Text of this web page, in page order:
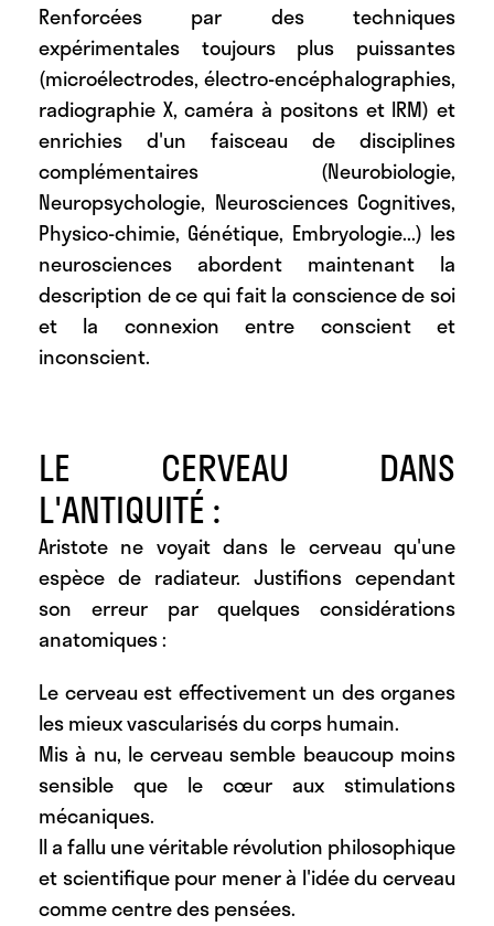
Renforcées par des techniques
expérimentales toujours plus puissantes
(microélectrodes, électro-encéphalographies,
radiographie X, caméra à positons et IRM) et
enrichies d'un faisceau de disciplines
complémentaires (Neurobiologie,
Neuropsychologie, Neurosciences Cognitives,
Physico-chimie, Génétique, Embryologie...) les
neurosciences abordent maintenant la
description de ce qui fait la conscience de soi
et la connexion entre conscient et
inconscient.
LE CERVEAU DANS
L'ANTIQUITÉ :
Aristote ne voyait dans le cerveau qu'une
espèce de radiateur. Justifions cependant
son erreur par quelques considérations
anatomiques :
Le cerveau est effectivement un des organes
les mieux vascularisés du corps humain.
Mis à nu, le cerveau semble beaucoup moins
sensible que le cœur aux stimulations
mécaniques.
Il a fallu une véritable révolution philosophique
et scientifique pour mener à l'idée du cerveau
comme centre des pensées.